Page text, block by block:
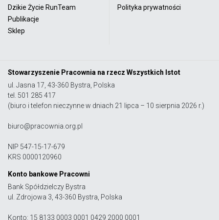
Dzikie Życie RunTeam
Publikacje
Sklep
Polityka prywatności
Stowarzyszenie Pracownia na rzecz Wszystkich Istot
ul. Jasna 17, 43-360 Bystra, Polska
tel. 501 285 417
(biuro i telefon nieczynne w dniach 21 lipca – 10 sierpnia 2026 r.)
biuro@pracownia.org.pl
NIP 547-15-17-679
KRS 0000120960
Konto bankowe Pracowni
Bank Spółdzielczy Bystra
ul. Zdrojowa 3, 43-360 Bystra, Polska
Konto: 15 8133 0003 0001 0429 2000 0001